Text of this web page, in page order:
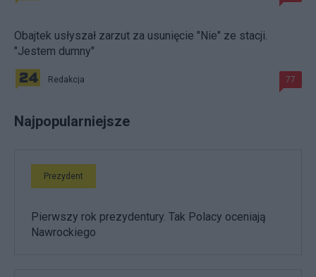
Obajtek usłyszał zarzut za usunięcie "Nie" ze stacji.
"Jestem dumny"
Redakcja 77
Najpopularniejsze
Prezydent
Pierwszy rok prezydentury. Tak Polacy oceniają
Nawrockiego